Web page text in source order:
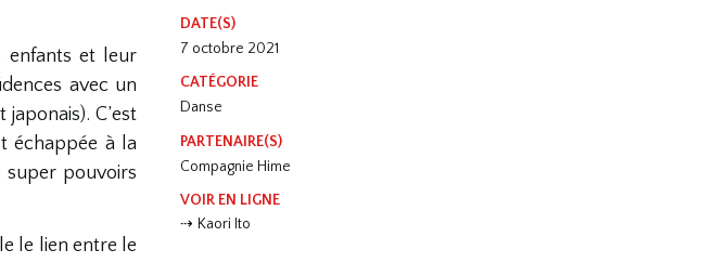
enfants et leur
avec un
C’est
échappée à la
super pouvoirs
le lien entre le
DATE(S)
7 octobre 2021
CATÉGORIE
Danse
PARTENAIRE(S)
Compagnie Hime
VOIR EN LIGNE
Kaori Ito